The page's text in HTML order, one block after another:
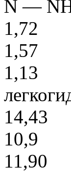
N —
1,72
1,57
1,13
14,43
10,9
11,90